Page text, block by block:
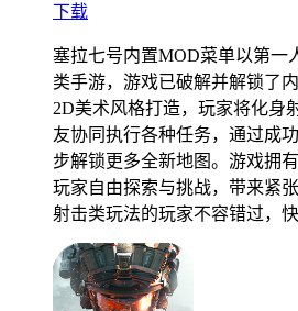
下载
塞拉七号内置MOD菜单以第一
类手游，游戏已破解并解锁了
2D美术风格打造，玩家将化身
友协同执行各种任务，通过成
步解锁更多全新地图。游戏拥
玩家自由探索与挑战，带来紧
射击类玩法的玩家不容错过，